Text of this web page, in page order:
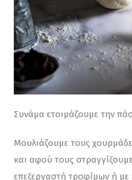
Συνάμα ετοιμάζουμε την
Μουλιάζουμε τους
και αφού τους
επεξεργαστή τροφίμων ή με